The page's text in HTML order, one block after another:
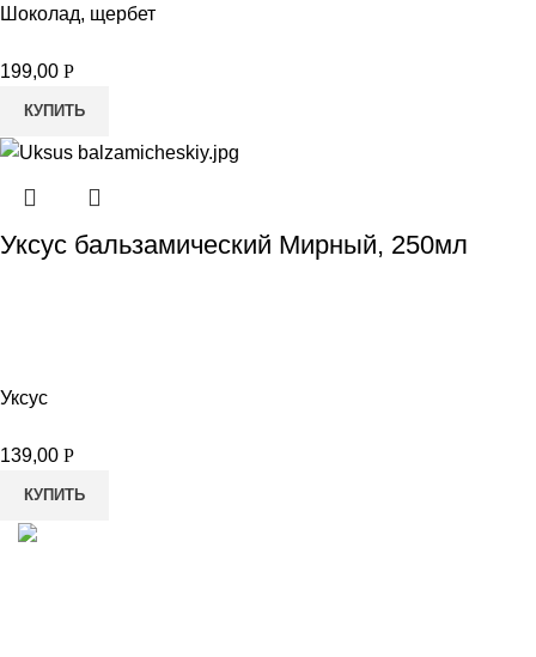
Шоколад, щербет
199,00 Р
КУПИТЬ
Уксус бальзамический Мирный, 250мл
Уксус
139,00 Р
КУПИТЬ